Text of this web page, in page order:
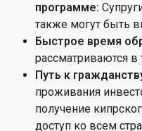
программе:
также могут быть
Быстрое время
рассматриваются в
Путь к
проживания
получение
доступ ко всем